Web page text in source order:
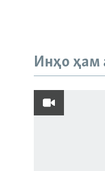
Русский
ПАЙГИРӢ КУНЕД
Инҳо ҳам